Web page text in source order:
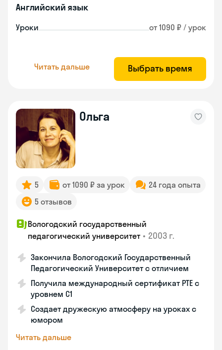
Английский язык
Уроки от 1090 ₽ / урок
Читать дальше Выбрать время
Ольга
5 от 1090 ₽ за урок
24 года опыта
5 отзывов
Вологодский государственный
педагогический университет • 2003 г.
Закончила Вологодский Государственный
Педагогический Университет с отличием
Получила международный сертификат PTE с
уровнем C1
Создает дружескую атмосферу на уроках с
юмором
Читать дальше